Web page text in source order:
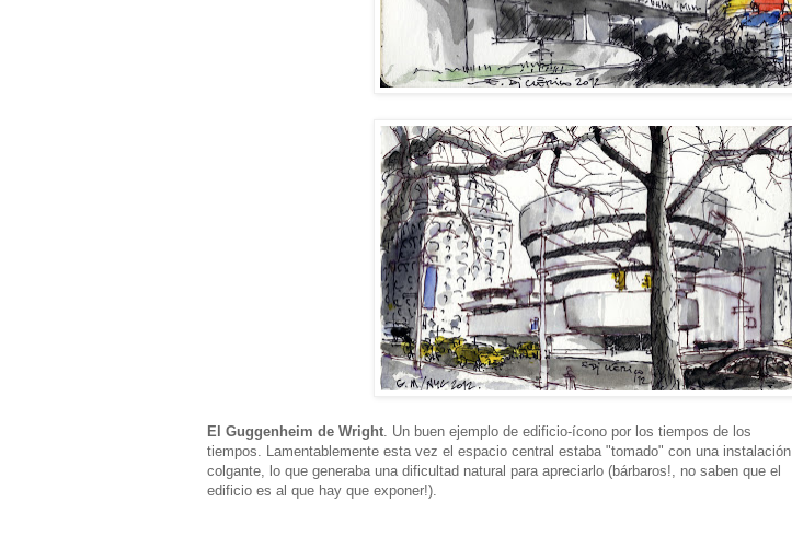
El Guggenheim de Wright. Un buen ejemplo de edificio-ícono por los tiempos de los
tiempos. Lamentablemente esta vez el espacio central estaba "tomado" con una instalación
colgante, lo que generaba una dificultad natural para apreciarlo (bárbaros!, no saben que el
edificio es al que hay que exponer!).